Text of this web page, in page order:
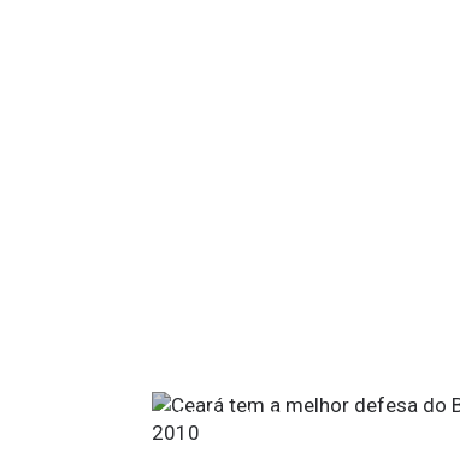
24 de Maio de 2010